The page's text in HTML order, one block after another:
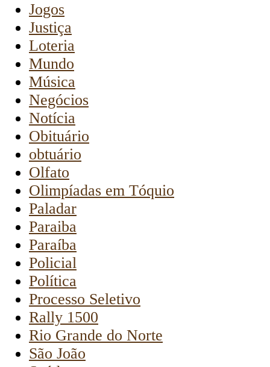
Jogos
Justiça
Loteria
Mundo
Música
Negócios
Notícia
Obituário
obtuário
Olfato
Olimpíadas em Tóquio
Paladar
Paraiba
Paraíba
Policial
Política
Processo Seletivo
Rally 1500
Rio Grande do Norte
São João